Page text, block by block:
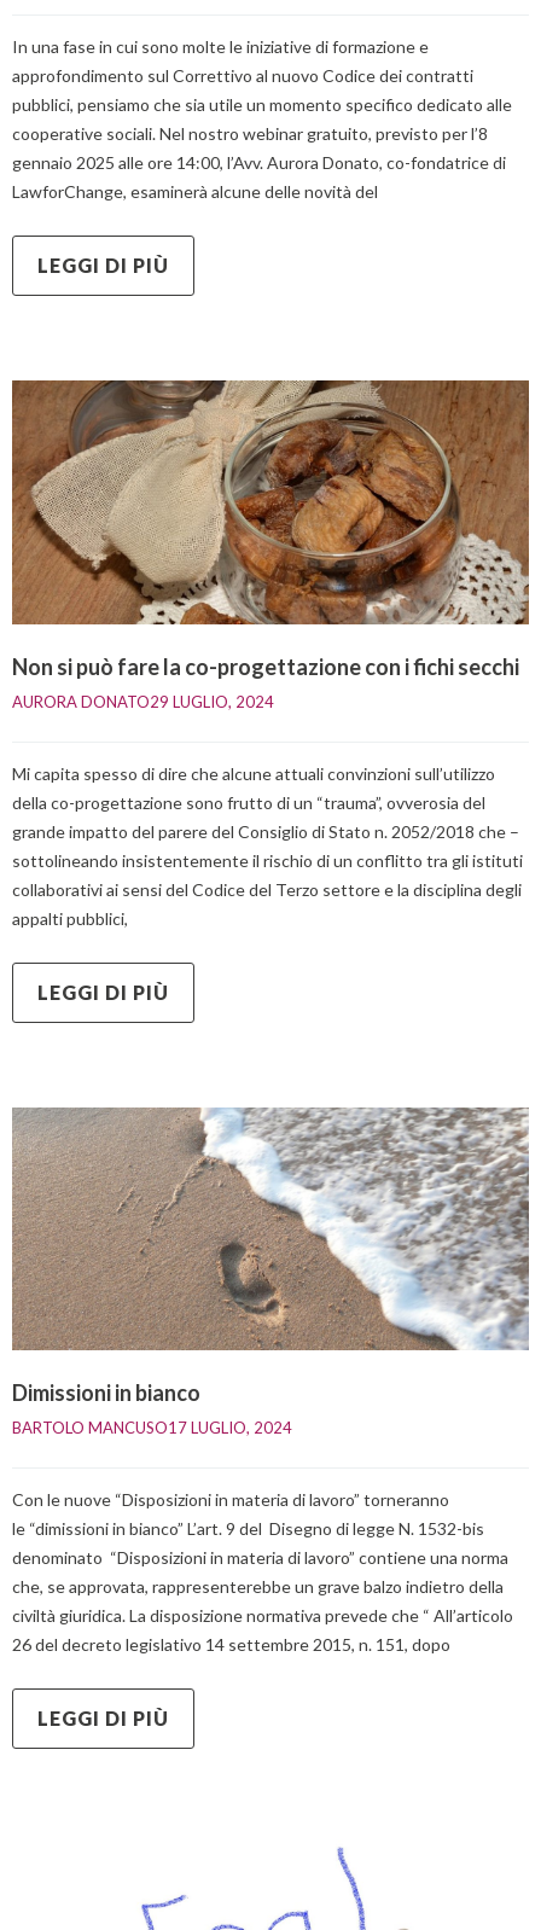
In una fase in cui sono molte le iniziative di formazione e
approfondimento sul Correttivo al nuovo Codice dei contratti
pubblici, pensiamo che sia utile un momento specifico dedicato alle
cooperative sociali. Nel nostro webinar gratuito, previsto per l’8
gennaio 2025 alle ore 14:00, l’Avv. Aurora Donato, co-fondatrice di
LawforChange, esaminerà alcune delle novità del
LEGGI DI PIÙ
Non si può fare la co-progettazione con i fichi secchi
AURORA DONATO29 LUGLIO, 2024
Mi capita spesso di dire che alcune attuali convinzioni sull’utilizzo
della co-progettazione sono frutto di un “trauma”, ovverosia del
grande impatto del parere del Consiglio di Stato n. 2052/2018 che –
sottolineando insistentemente il rischio di un conflitto tra gli istituti
collaborativi ai sensi del Codice del Terzo settore e la disciplina degli
appalti pubblici,
LEGGI DI PIÙ
Dimissioni in bianco
BARTOLO MANCUSO17 LUGLIO, 2024
Con le nuove “Disposizioni in materia di lavoro” torneranno
le “dimissioni in bianco” L’art. 9 del Disegno di legge N. 1532-bis
denominato “Disposizioni in materia di lavoro” contiene una norma
che, se approvata, rappresenterebbe un grave balzo indietro della
civiltà giuridica. La disposizione normativa prevede che “ All’articolo
26 del decreto legislativo 14 settembre 2015, n. 151, dopo
LEGGI DI PIÙ